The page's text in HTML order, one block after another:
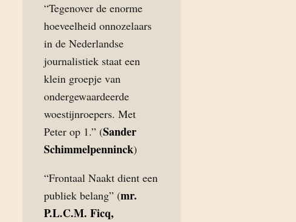
“Tegenover de enorme
hoeveelheid onnozelaars
in de Nederlandse
journalistiek staat een
klein groepje van
ondergewaardeerde
woestijnroepers. Met
Peter op 1.” (Sander
Schimmelpenninck)
“Frontaal Naakt dient een
publiek belang” (mr.
P.L.C.M. Ficq,